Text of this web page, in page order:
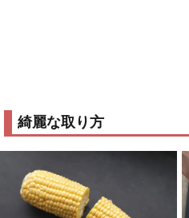
綺麗な取り方